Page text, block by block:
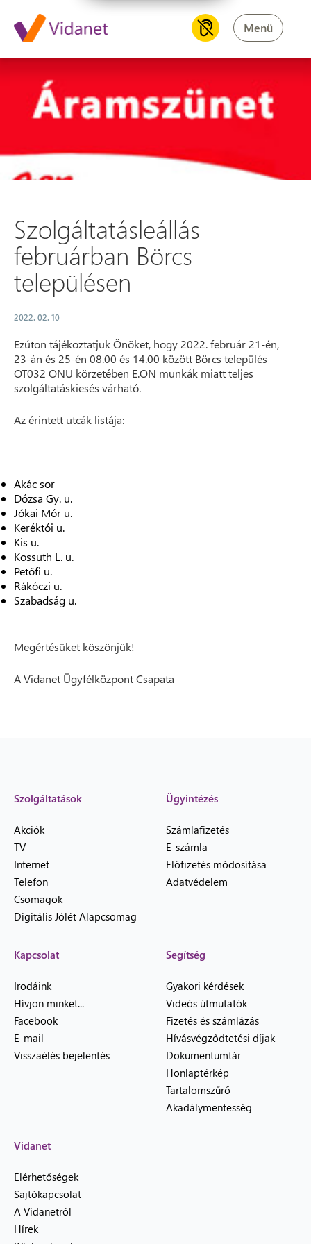
Menü
Szolgáltatásleállás
Szolgáltatásleállás
februárban Börcs
településen
2022. 02. 10
Ezúton tájékoztatjuk Önöket, hogy 2022. február 21-én,
23-án és 25-én 08.00 és 14.00 között Börcs település
OT032 ONU körzetében E.ON munkák miatt teljes
szolgáltatáskiesés várható.
Az érintett utcák listája:
Akác sor
Dózsa Gy. u.
Jókai Mór u.
Keréktói u.
Kis u.
Kossuth L. u.
Petőfi u.
Rákóczi u.
Szabadság u.
Megértésüket köszönjük!
A Vidanet Ügyfélközpont Csapata
Szolgáltatások
Akciók
TV
Internet
Telefon
Csomagok
Digitális Jólét Alapcsomag
Ügyintézés
Számlafizetés
E-számla
Előfizetés módosítása
Adatvédelem
Kapcsolat
Irodáink
Hívjon minket...
Facebook
E-mail
Visszaélés bejelentés
Segítség
Gyakori kérdések
Videós útmutatók
Fizetés és számlázás
Hívásvégződtetési díjak
Dokumentumtár
Honlaptérkép
Tartalomszűrő
Akadálymentesség
Vidanet
Elérhetőségek
Sajtókapcsolat
A Vidanetről
Hírek